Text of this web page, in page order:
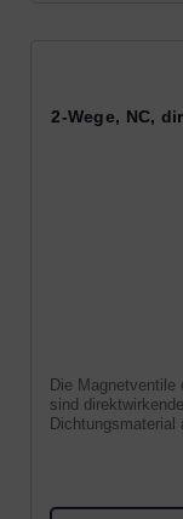
2-Wege, NC,
Die Magnetventile
sind
Dichtungsmaterial